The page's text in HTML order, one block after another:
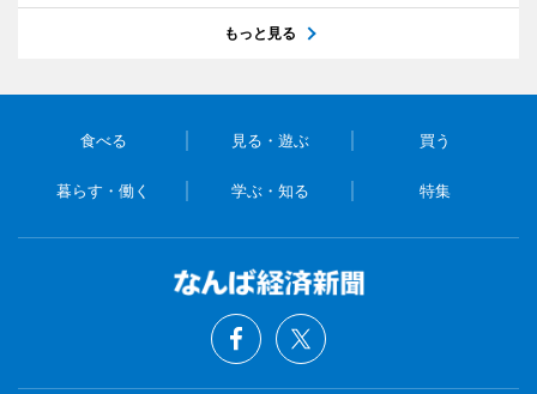
もっと見る
食べる 見る・遊ぶ 買う
暮らす・働く 学ぶ・知る 特集